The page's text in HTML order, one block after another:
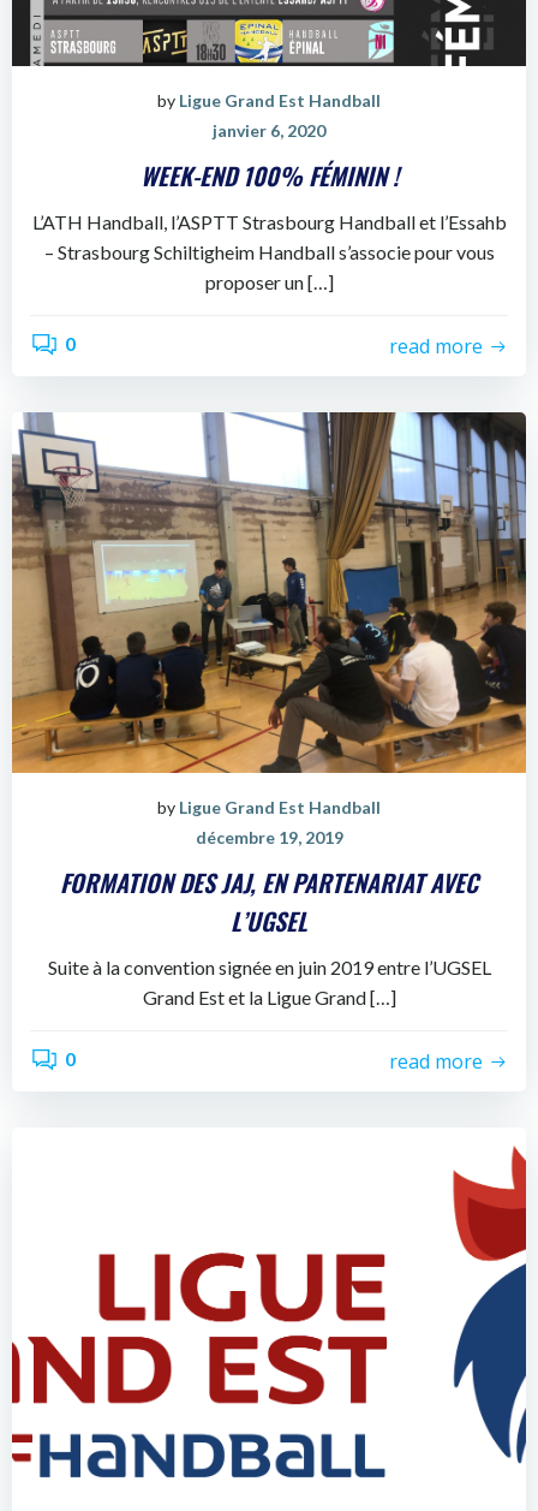
by Ligue Grand Est Handball
janvier 6, 2020
WEEK-END 100% FÉMININ !
L’ATH Handball, l’ASPTT Strasbourg Handball et l’Essahb
– Strasbourg Schiltigheim Handball s’associe pour vous
proposer un […]
0 read more
by Ligue Grand Est Handball
décembre 19, 2019
FORMATION DES JAJ, EN PARTENARIAT AVEC
L’UGSEL
Suite à la convention signée en juin 2019 entre l’UGSEL
Grand Est et la Ligue Grand […]
0 read more